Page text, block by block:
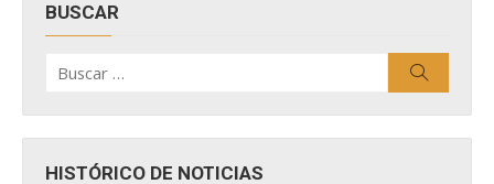
BUSCAR
por:
HISTÓRICO DE NOTICIAS